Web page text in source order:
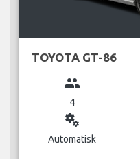
TOYOTA GT-86
group
4
miscellaneous_services
Automatisk